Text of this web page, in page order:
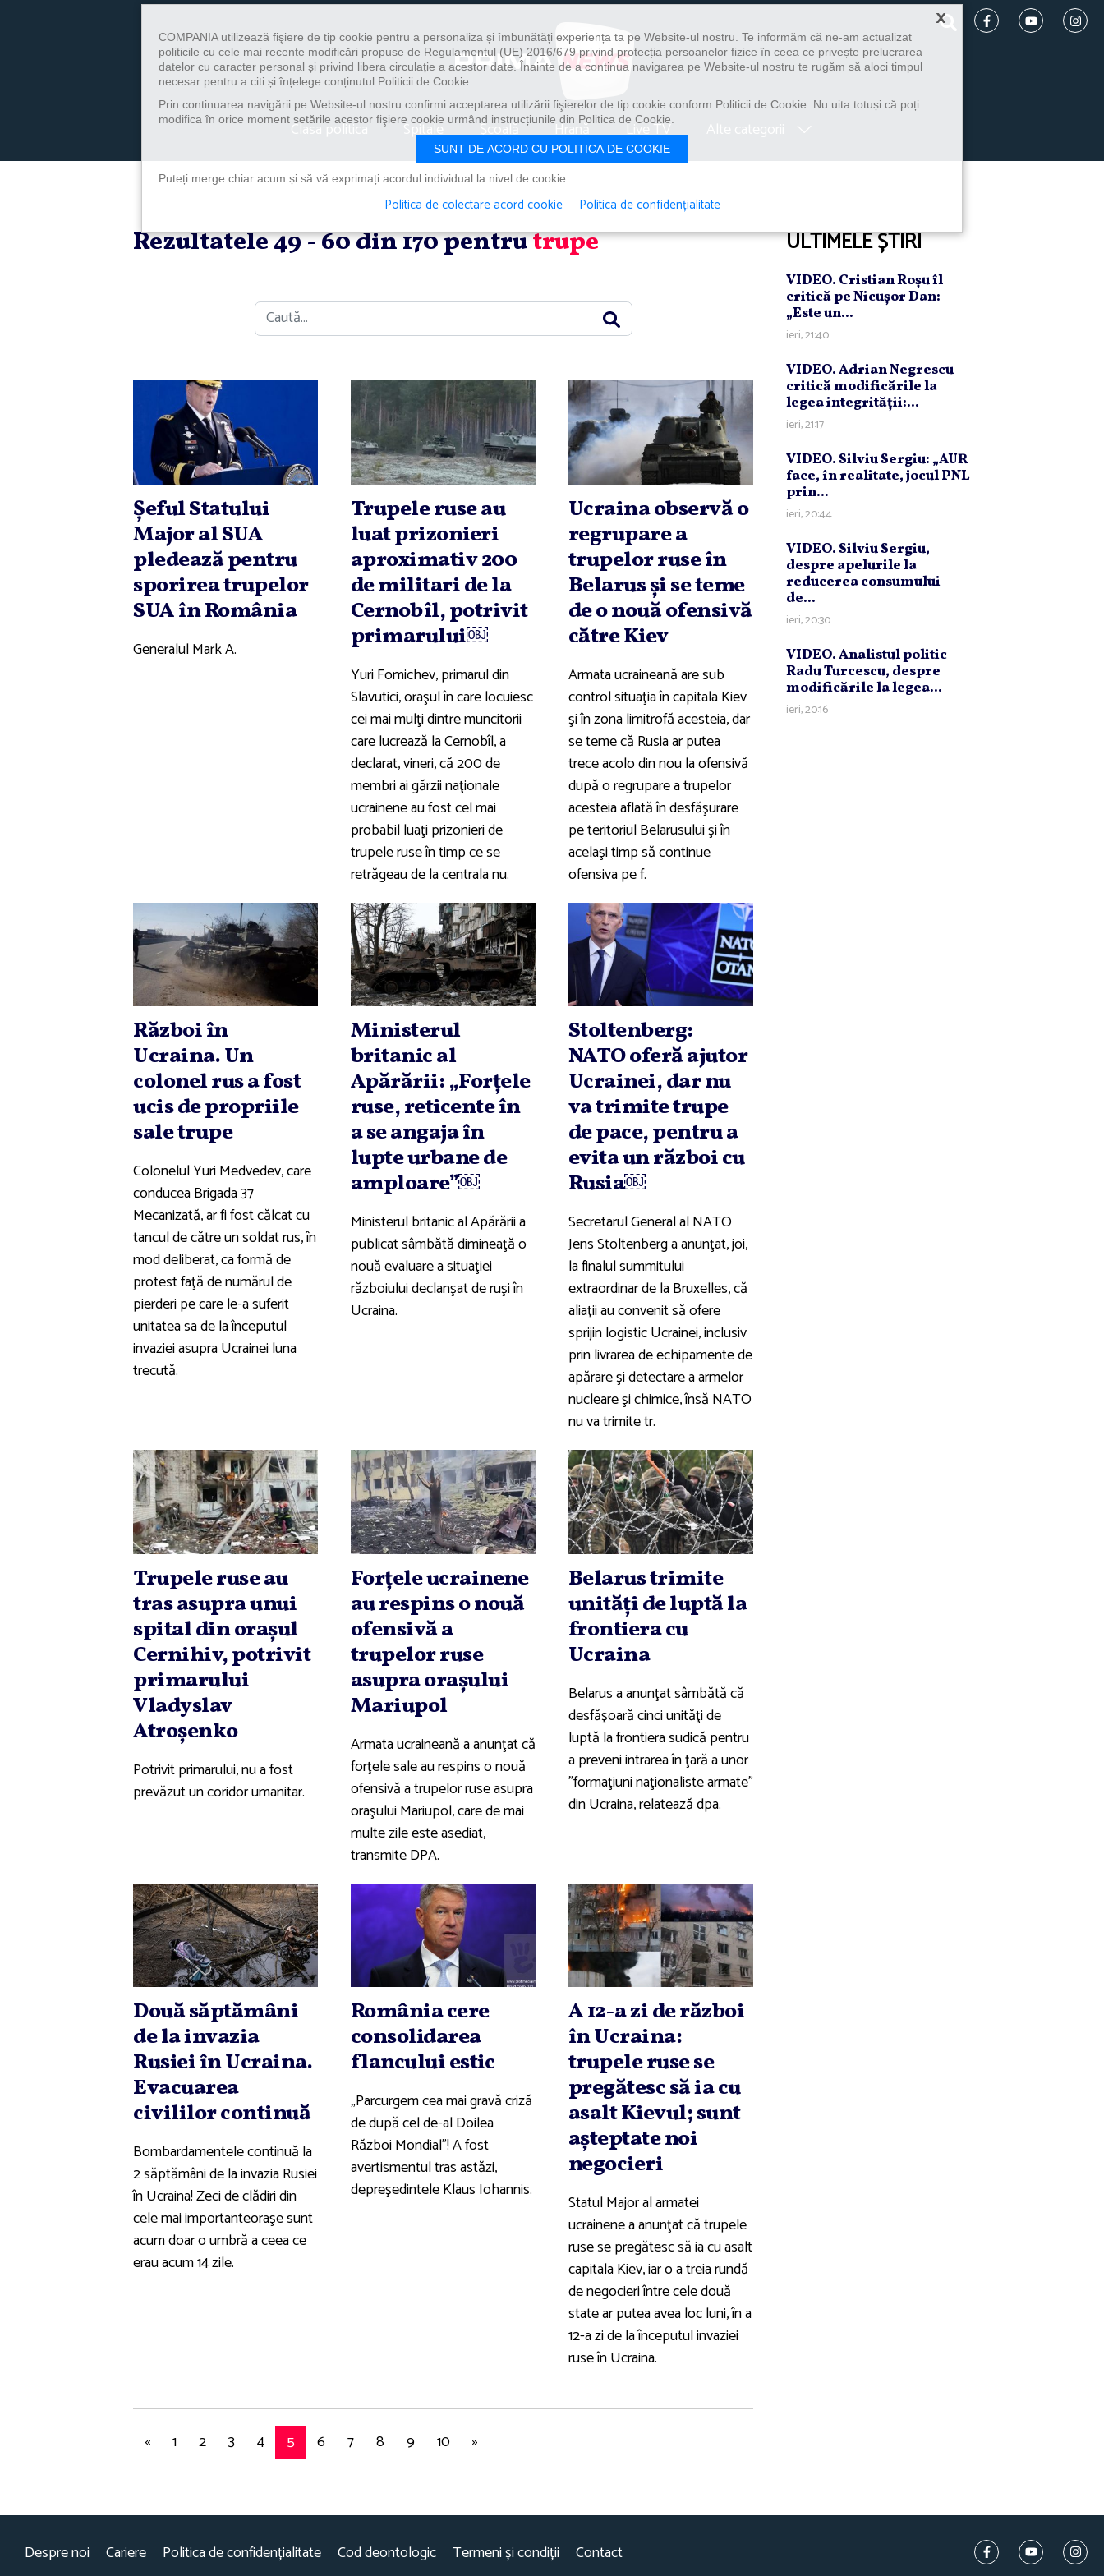
Clasa politica Spitale Școală Hrană Live TV
Rezultatele 49 - 60 din 170 pentrutrupe
Caută
Şeful Statului
Major al SUA
pledează pentru
sporirea trupelor
SUA în România
Generalul Mark A.
Trupele ruse au
luat prizonieri
aproximativ 200
de militari de la
Cernobîl, potrivit
primarului￼
Yuri Fomichev, primarul din
Slavutici, oraşul în care locuiesc
cei mai mulţi dintre muncitorii
care lucrează la Cernobîl, a
declarat, vineri, că 200 de
membri ai gărzii naţionale
ucrainene au fost cel mai
probabil luaţi prizonieri de
trupele ruse în timp ce se
retrăgeau de la centrala nu.
Ucraina observă o
regrupare a
trupelor ruse în
Belarus şi se teme
de o nouă ofensivă
către Kiev
Armata ucraineană are sub
control situaţia în capitala Kiev
şi în zona limitrofă acesteia, dar
se teme că Rusia ar putea
trece acolo din nou la ofensivă
după o regrupare a trupelor
acesteia aflată în desfăşurare
pe teritoriul Belarusului şi în
acelaşi timp să continue
ofensiva pe f.
Război în
Ucraina. Un
colonel rus a fost
ucis de propriile
sale trupe
Colonelul Yuri Medvedev, care
conducea Brigada 37
Mecanizată, ar fi fost călcat cu
tancul de către un soldat rus, în
mod deliberat, ca formă de
protest faţă de numărul de
pierderi pe care le-a suferit
unitatea sa de la începutul
invaziei asupra Ucrainei luna
trecută.
Ministerul
britanic al
Apărării: „Forţele
ruse, reticente în
a se angaja în
lupte urbane de
amploare”￼
Ministerul britanic al Apărării a
publicat sâmbătă dimineaţă o
nouă evaluare a situaţiei
războiului declanşat de ruşi în
Ucraina.
Stoltenberg:
NATO oferă ajutor
Ucrainei, dar nu
va trimite trupe
de pace, pentru a
evita un război cu
Rusia￼
Secretarul General al NATO
Jens Stoltenberg a anunţat, joi,
la finalul summitului
extraordinar de la Bruxelles, că
aliaţii au convenit să ofere
sprijin logistic Ucrainei, inclusiv
prin livrarea de echipamente de
apărare şi detectare a armelor
nucleare şi chimice, însă NATO
nu va trimite tr.
Trupele ruse au
tras asupra unui
spital din oraşul
Cernihiv, potrivit
primarului
Vladyslav
Atroşenko
Potrivit primarului, nu a fost
prevăzut un coridor umanitar.
Forţele ucrainene
au respins o nouă
ofensivă a
trupelor ruse
asupra oraşului
Mariupol
Armata ucraineană a anunţat că
forţele sale au respins o nouă
ofensivă a trupelor ruse asupra
oraşului Mariupol, care de mai
multe zile este asediat,
transmite DPA.
Belarus trimite
unităţi de luptă la
frontiera cu
Ucraina
Belarus a anunţat sâmbătă că
desfăşoară cinci unităţi de
luptă la frontiera sudică pentru
a preveni intrarea în ţară a unor
"formaţiuni naţionaliste armate"
din Ucraina, relatează dpa.
Două săptămâni
de la invazia
Rusiei în Ucraina.
Evacuarea
civililor continuă
Bombardamentele continuă la
2 săptămâni de la invazia Rusiei
în Ucraina! Zeci de clădiri din
cele mai importanteoraşe sunt
acum doar o umbră a ceea ce
erau acum 14 zile.
România cere
consolidarea
flancului estic
„Parcurgem cea mai gravă criză
de după cel de-al Doilea
Război Mondial”! A fost
avertismentul tras astăzi,
depreşedintele Klaus Iohannis.
A 12-a zi de război
în Ucraina:
trupele ruse se
pregătesc să ia cu
asalt Kievul; sunt
aşteptate noi
negocieri
Statul Major al armatei
ucrainene a anunţat că trupele
ruse se pregătesc să ia cu asalt
capitala Kiev, iar o a treia rundă
de negocieri între cele două
state ar putea avea loc luni, în a
12-a zi de la începutul invaziei
ruse în Ucraina.
« 1 2 3 4 5 6 7 8 9 10 »
ULTIMELE ȘTIRI
VIDEO. Cristian Roşu îl
critică pe Nicuşor Dan:
„Este un...
ieri, 21:40
VIDEO. Adrian Negrescu
critică modificările la
legea integrităţii:...
ieri, 21:17
VIDEO. Silviu Sergiu: „AUR
face, în realitate, jocul PNL
prin...
ieri, 20:44
VIDEO. Silviu Sergiu,
despre apelurile la
reducerea consumului
de...
ieri, 20:30
VIDEO. Analistul politic
Radu Turcescu, despre
modificările la legea...
ieri, 20:16
Despre noi Cariere Politica de confidențialitate Cod deontologic Termeni și condiții Contact
×
COMPANIA utilizează fişiere de tip cookie pentru a personaliza și îmbunătăți experiența ta pe Website-ul nostru. Te informăm că ne-am actualizat
politicile cu cele mai recente modificări propuse de Regulamentul (UE) 2016/679 privind protecția persoanelor fizice în ceea ce privește prelucrarea
datelor cu caracter personal și privind libera circulație a acestor date. Înainte de a continua navigarea pe Website-ul nostru te rugăm să aloci timpul
necesar pentru a citi și înțelege conținutul Politicii de Cookie.
Prin continuarea navigării pe Website-ul nostru confirmi acceptarea utilizării fişierelor de tip cookie conform Politicii de Cookie. Nu uita totuși că poți
modifica în orice moment setările acestor fişiere cookie urmând instrucțiunile din Politica de Cookie.
SUNT DE ACORD CU POLITICA DE COOKIE
Puteți merge chiar acum și să vă exprimați acordul individual la nivel de cookie:
Politica de colectare acord cookie Politica de confidențialitate